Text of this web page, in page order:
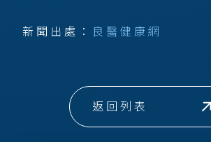
新聞出處： 良醫健康網
返回列表